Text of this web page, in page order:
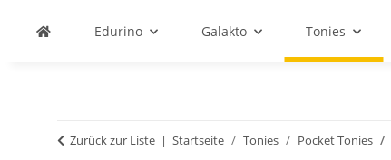
Edurino Galakto Tonies
Zurück zur Liste Startseite Tonies Pocket Tonies